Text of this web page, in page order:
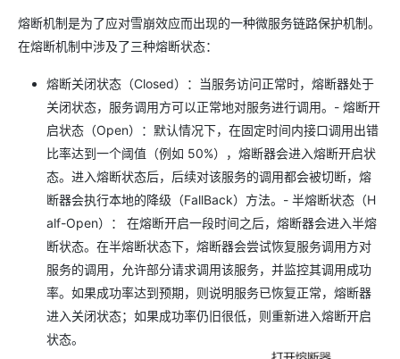
熔断机制是为了应对雪崩效应而出现的一种微服务链路保护机制。
在熔断机制中涉及了三种熔断状态：
熔断关闭状态（Closed）：当服务访问正常时，熔断器处于
关闭状态，服务调用方可以正常地对服务进行调用。- 熔断开
启状态（Open）：默认情况下，在固定时间内接口调用出错
比率达到一个阈值（例如 50%），熔断器会进入熔断开启状
态。进入熔断状态后，后续对该服务的调用都会被切断，熔
断器会执行本地的降级（FallBack）方法。- 半熔断状态（H
alf-Open）： 在熔断开启一段时间之后，熔断器会进入半熔
断状态。在半熔断状态下，熔断器会尝试恢复服务调用方对
服务的调用，允许部分请求调用该服务，并监控其调用成功
率。如果成功率达到预期，则说明服务已恢复正常，熔断器
进入关闭状态；如果成功率仍旧很低，则重新进入熔断开启
状态。